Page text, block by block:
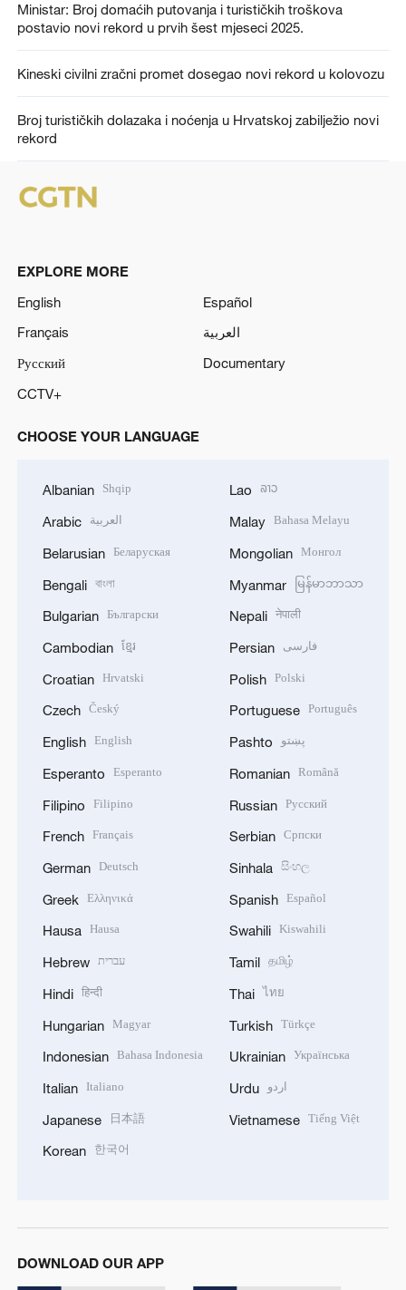
Ministar: Broj domaćih putovanja i turističkih troškova
postavio novi rekord u prvih šest mjeseci 2025.
Kineski civilni zračni promet dosegao novi rekord u kolovozu
Broj turističkih dolazaka i noćenja u Hrvatskoj zabilježio novi
rekord
EXPLORE MORE
English
Español
Français
العربية
Русский
Documentary
CCTV+
CHOOSE YOUR LANGUAGE
Albanian Shqip
Arabic العربية
Belarusian Беларуская
Bengali বাংলা
Bulgarian Български
Cambodian ខ្មែរ
Croatian Hrvatski
Czech Český
English English
Esperanto Esperanto
Filipino Filipino
French Français
German Deutsch
Greek Ελληνικά
Hausa Hausa
Hebrew עברית
Hindi हिन्दी
Hungarian Magyar
Indonesian Bahasa Indonesia
Italian Italiano
Japanese 日本語
Korean 한국어
Lao ລາວ
Malay Bahasa Melayu
Mongolian Монгол
Myanmar မြန်မာဘာသာ
Nepali नेपाली
Persian فارسی
Polish Polski
Portuguese Português
Pashto پښتو
Romanian Română
Russian Русский
Serbian Српски
Sinhala සිංහල
Spanish Español
Swahili Kiswahili
Tamil தமிழ்
Thai ไทย
Turkish Türkçe
Ukrainian Українська
Urdu اردو
Vietnamese Tiếng Việt
DOWNLOAD OUR APP